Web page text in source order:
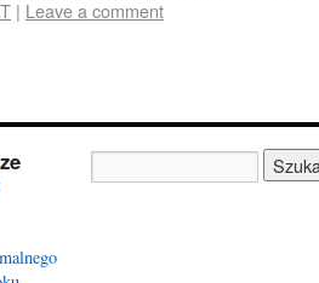
| Leave a comment